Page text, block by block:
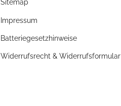
Sitemap
Impressum
Batteriegesetzhinweise
Widerrufsrecht & Widerrufsformular